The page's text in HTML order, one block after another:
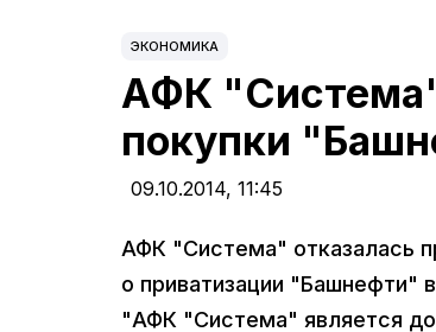
ЭКОНОМИКА
АФК "Система"
покупки
09.10.2014, 11:45
АФК "Система" отказалась
о приватизации "Башнефти"
"АФК "Система" является